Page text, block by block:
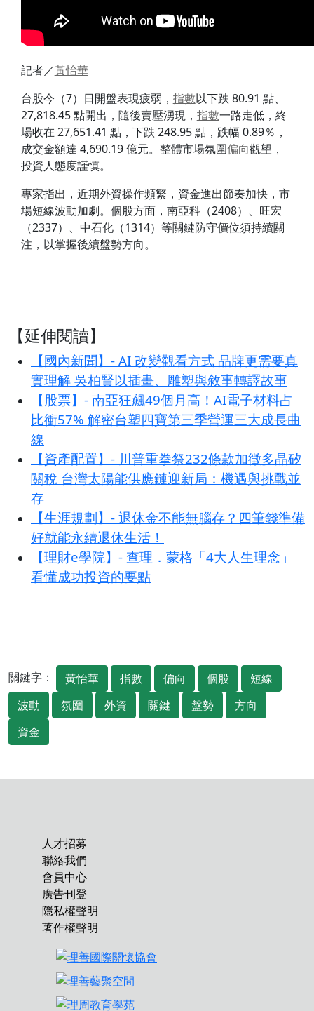
記者／黃怡華
台股今（7）日開盤表現疲弱， 指數以下跌 80.91 點、
27,818.45 點開出，隨後賣壓湧現， 指數一路走低，終
場收在 27,651.41 點，下跌 248.95 點，跌幅 0.89％，
成交金額達 4,690.19 億元。整體市場氛圍偏向觀望，
投資人態度謹慎。
專家指出，近期外資操作頻繁，資金進出節奏加快，市
場短線波動加劇。個股方面，南亞科（2408）、旺宏
（2337）、中石化（1314）等關鍵防守價位須持續關
注，以掌握後續盤勢方向。
【延伸閱讀】
【國內新聞】- AI 改變觀看方式 品牌更需要真
實理解 吳柏賢以插畫、雕塑與敘事轉譯故事
【股票】- 南亞狂飆49個月高！AI電子材料占
比衝57% 解密台塑四寶第三季營運三大成長曲
線
【資產配置】- 川普重拳祭232條款加徵多晶矽
關稅 台灣太陽能供應鏈迎新局：機遇與挑戰並
存
【生涯規劃】- 退休金不能無腦存？四筆錢準備
好就能永續退休生活！
【理財e學院】- 查理．蒙格「4大人生理念」
看懂成功投資的要點
關鍵字： 黃怡華 指數 偏向 個股
短線
波動
氛圍 外資 關鍵 盤勢
方向
資金
人才招募
聯絡我們
會員中心
廣告刊登
隱私權聲明
著作權聲明